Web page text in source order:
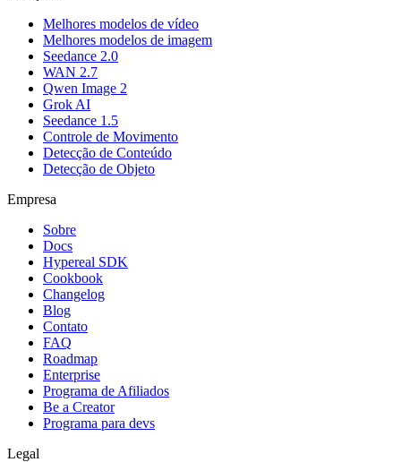
Melhores modelos de vídeo
Melhores modelos de imagem
Seedance 2.0
WAN 2.7
Qwen Image 2
Grok AI
Seedance 1.5
Controle de Movimento
Detecção de Conteúdo
Detecção de Objeto
Empresa
Sobre
Docs
Hypereal SDK
Cookbook
Changelog
Blog
Contato
FAQ
Roadmap
Enterprise
Programa de Afiliados
Be a Creator
Programa para devs
Legal